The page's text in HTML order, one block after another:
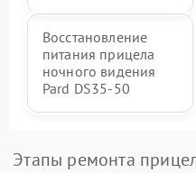
Восстановление
питания прицела
ночного видения
Pard DS35-50
Этапы ремонта